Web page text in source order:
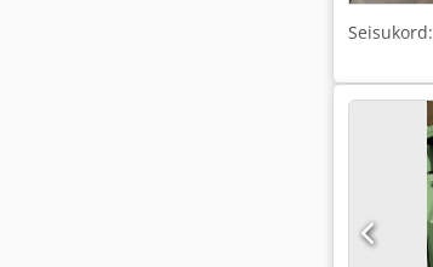
Seisukord: